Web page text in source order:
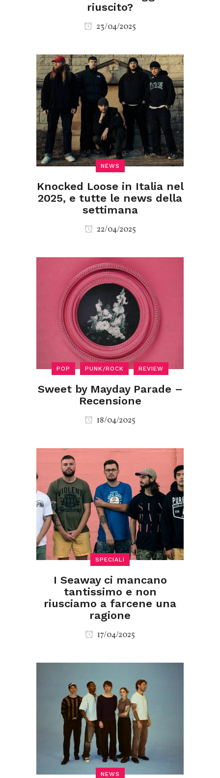
riuscito?
23/04/2025
NEWS
Knocked Loose in Italia nel
2025, e tutte le news della
settimana
22/04/2025
POP PUNK/ROCK REVIEW
Sweet by Mayday Parade –
Recensione
18/04/2025
SPECIALI
I Seaway ci mancano
tantissimo e non
riusciamo a farcene una
ragione
17/04/2025
NEWS